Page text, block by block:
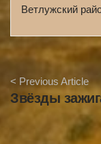
Ветлужский
r
t
< Previous Article
Звёзды